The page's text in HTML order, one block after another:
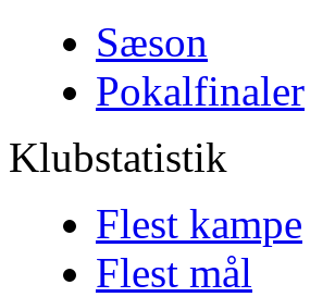
Sæson
Pokalfinaler
Klubstatistik
Flest kampe
Flest mål